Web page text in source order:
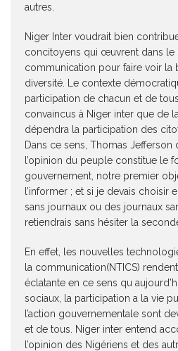
autres.
Niger Inter voudrait bien
concitoyens qui œuvrent dans le
communication pour faire voir la
diversité. Le contexte
participation de chacun et de
convaincus à Niger inter que de
dépendra la participation des
Dans ce sens, Thomas Jefferson
l’opinion du peuple constitue le
gouvernement, notre premier
l’informer ; et si je devais choisir
sans journaux ou des journaux
retiendrais sans hésiter la
En effet, les nouvelles
la communication(NTICS)
éclatante en ce sens qu
sociaux, la participation a la vie
l’action gouvernementale sont
et de tous. Niger inter entend
l’opinion des Nigériens et des